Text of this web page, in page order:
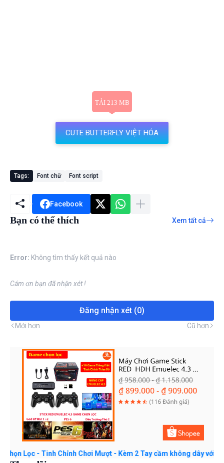
CUTE BUTTERFLY VIỆT HÓA
Tags: Font chữ Font script
Facebook
Bạn có thể thích Xem tất cả
Error: Không tìm thấy kết quả nào
Cám ơn bạn đã nhận xét !
Đăng nhận xét (0)
Mới hơn Cũ hơn
- Tinh Chỉnh Chơi Mượt - Kèm 2 Tay cầm không dây với giá